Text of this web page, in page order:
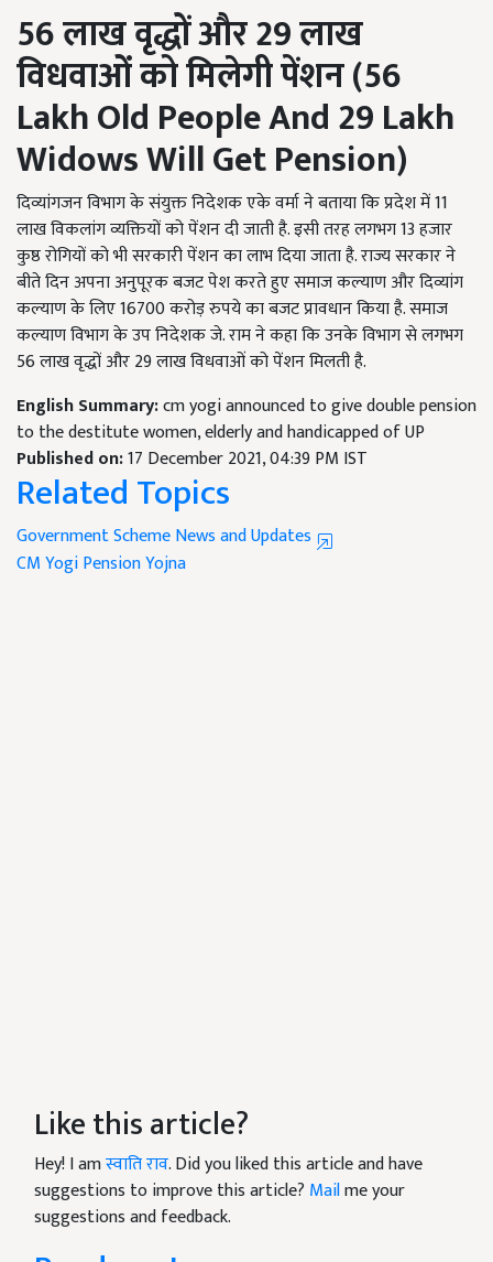
56 लाख वृद्धों और 29 लाख
विधवाओं को मिलेगी पेंशन (56
Lakh Old People And29Lakh
Widows Will Get Pension)
दिव्यांगजन विभाग के संयुक्त निदेशक एके वर्मा ने बताया कि प्रदेश में 11
लाख विकलांग व्यक्तियों को पेंशन दी जाती है. इसी तरह लगभग 13 हजार
कुष्ठ रोगियों को भी सरकारी पेंशन का लाभ दिया जाता है. राज्य सरकार ने
बीते दिन अपना अनुपूरक बजट पेश करते हुए समाज कल्याण और दिव्यांग
कल्याण के लिए 16700 करोड़ रुपये का बजट प्रावधान किया है. समाज
कल्याण विभाग के उप निदेशक जे. राम ने कहा कि उनके विभाग से लगभग
56 लाख वृद्धों और 29 लाख विधवाओं को पेंशन मिलती है.
English Summary:cm yogi announced to give double pension
to the destitute women, elderly and handicapped of UP
Published on:17 December 2021, 04:39 PM IST
Related Topics
Government Scheme News and Updates
CM YogiPension Yojna
Like this article?
Hey! I amस्वाति राव. Did you liked this article and have
suggestions to improve this article? Mailme your
suggestions and feedback.